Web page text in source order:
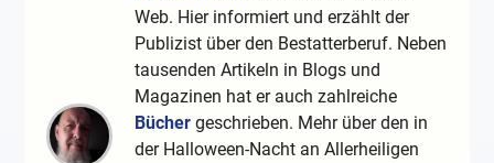
Web. Hier informiert und erzählt der
Publizist über den Bestatterberuf. Neben
tausenden Artikeln in Blogs und
Magazinen hat er auch zahlreiche
Bücher geschrieben. Mehr über den in
der Halloween-Nacht an Allerheiligen